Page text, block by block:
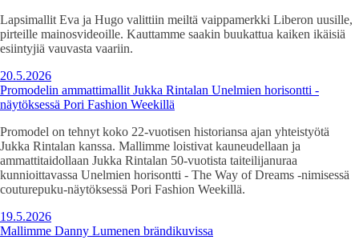
Lapsimallit Eva ja Hugo valittiin meiltä vaippamerkki Liberon uusille,
pirteille mainosvideoille. Kauttamme saakin buukattua kaiken ikäisiä
esiintyjiä vauvasta vaariin.
20.5.2026
Promodelin ammattimallit Jukka Rintalan Unelmien horisontti -
näytöksessä Pori Fashion Weekillä
Promodel on tehnyt koko 22-vuotisen historiansa ajan yhteistyötä
Jukka Rintalan kanssa. Mallimme loistivat kauneudellaan ja
ammattitaidollaan Jukka Rintalan 50-vuotista taiteilijanuraa
kunnioittavassa Unelmien horisontti - The Way of Dreams -nimisessä
couturepuku-näytöksessä Pori Fashion Weekillä.
19.5.2026
Mallimme Danny Lumenen brändikuvissa